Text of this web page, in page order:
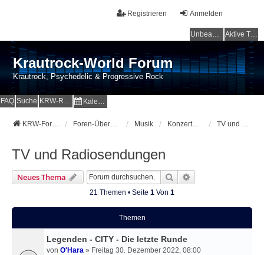
Anmelden
Registrieren
Unbeantwortete Themen Aktive Themen
Krautrock-World Forum
Krautrock, Psychedelic & Progressive Rock
FAQ Suche KRW-Radio Kalender
KRW-Forum Foren-Übersicht Musik Konzerte-Festivals-On Tour TV und Radiosendungen
TV und Radiosendungen
Neues Thema Suche
21 Themen • Seite 1 Von 1
Themen
Legenden - CITY - Die letzte Runde
von O'Hara » Freitag 30. Dezember 2022, 08:00